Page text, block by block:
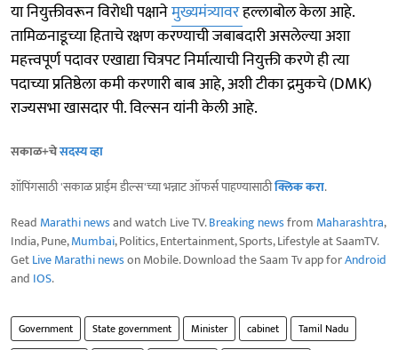
या नियुक्तीवरून विरोधी पक्षानेमुख्यमंत्र्यावरहल्लाबोल केला आहे.
तामिळनाडूच्या हिताचे रक्षण करण्याची जबाबदारी असलेल्या अशा
महत्त्वपूर्ण पदावर एखाद्या चित्रपट निर्मात्याची नियुक्ती करणे ही त्या
पदाच्या प्रतिष्ठेला कमी करणारी बाब आहे, अशी टीका द्रमुकचे (DMK)
राज्यसभा खासदार पी. विल्सन यांनी केली आहे.
सकाळ+चेसदस्य व्हा
शॉपिंगसाठी 'सकाळ प्राईम डील्स'च्या भन्नाट ऑफर्स पाहण्यासाठीक्लिक करा.
Read Marathi newsand watch Live TV.Breaking newsfrom Maharashtra,
India, Pune,Mumbai, Politics, Entertainment, Sports, Lifestyle at SaamTV.
GetLive Marathi newson Mobile. Download the Saam Tv app forAndroid
and IOS.
Government State government Minister cabinet
Tamil Nadu